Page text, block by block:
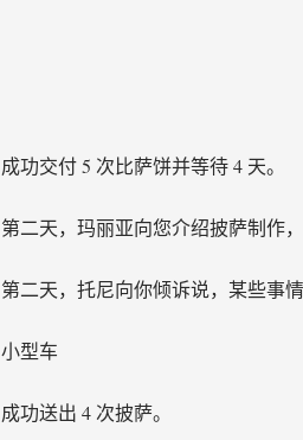
成功交付 5 次比萨饼并等待 4 天。
第二天，玛丽亚向您介绍披萨制作
第二天，托尼向你倾诉说，某些事
小型车
成功送出 4 次披萨。